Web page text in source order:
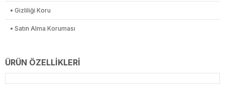
• Gizliliği Koru
• Satın Alma Koruması
ÜRÜN ÖZELLIKLERI